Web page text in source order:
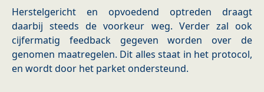
Herstelgericht en opvoedend optreden draagt
daarbij steeds de voorkeur weg. Verder zal ook
cijfermatig feedback gegeven worden over de
genomen maatregelen. Dit alles staat in het protocol,
en wordt door het parket ondersteund.